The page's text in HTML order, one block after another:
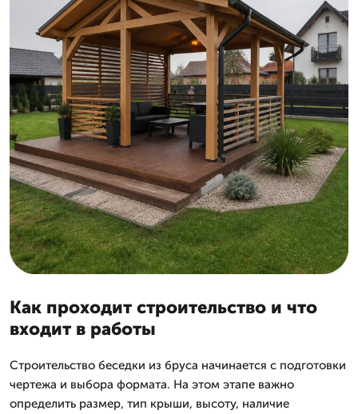
Как проходит строительство и что
входит в работы
Строительство беседки из бруса начинается с подготовки
чертежа и выбора формата. На этом этапе важно
определить размер, тип крыши, высоту, наличие